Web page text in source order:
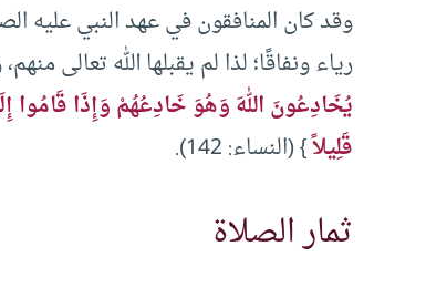
وقد كان المنافقون في عهد النبي عليه
رياء ونفاقًا؛ لذا لم يقبلها الله تعالى
يُخَادِعُونَ اللهَ وَهُوَ خَادِعُهُمْ وَإِذَا قَامُوا
قَلِيلاً} (النساء: 142).
ثمار الصلاة